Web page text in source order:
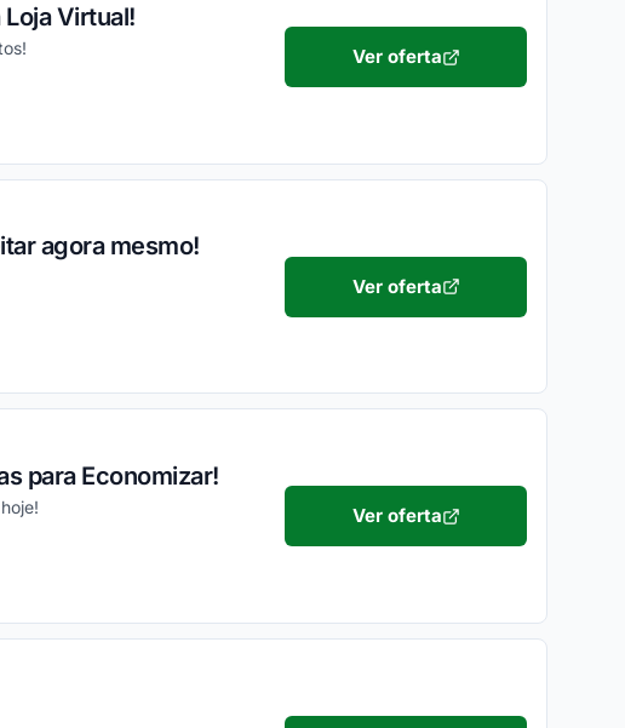
Virtual!
Ver oferta
agora mesmo!
Ver oferta
para Economizar!
Ver oferta